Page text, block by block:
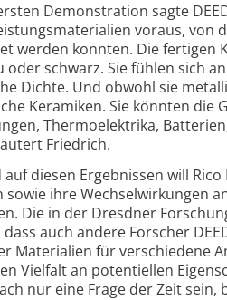
Demonstration sagte
voraus, von
werden konnten. Die fertigen
oder schwarz. Sie fühlen sich
Dichte. Und obwohl sie
Keramiken. Sie könnten
Thermoelektrika,
Friedrich.
diesen Ergebnissen will
sowie ihre Wechselwirkungen
Die in der Dresdner
dass auch andere Forscher
Materialien für verschiedene
Vielfalt an potentiellen
nur eine Frage der Zeit